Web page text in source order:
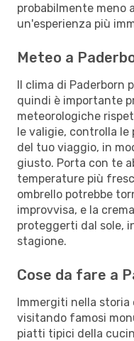
probabilmente meno
un'esperienza più
Meteo a
Il clima di Paderborn
quindi è importante
meteorologiche
le valigie, controlla le
del tuo viaggio, in
giusto. Porta con te
temperature più
ombrello potrebbe
improvvisa, e la
proteggerti dal sole,
stagione.
Cose da fare a
Immergiti nella storia
visitando famosi
piatti tipici della